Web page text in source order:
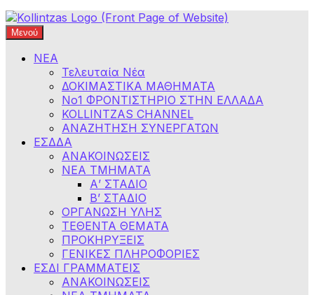
Φροντιστήρια Κολλίντζα – Διαγωνισμοί Δημοσίου
ΕΣΔΔΑ – ΑΣΕΠ – ΑΑΔΕ – ΕΣΔΙ – ΥΠΕΞ
Μενού
ΝΕΑ
Τελευταία Νέα
ΔΟΚΙΜΑΣΤΙΚΑ ΜΑΘΗΜΑΤΑ
Νο1 ΦΡΟΝΤΙΣΤΗΡΙΟ ΣΤΗΝ ΕΛΛΑΔΑ
KOLLINTZAS CHANNEL
ΑΝΑΖΗΤΗΣΗ ΣΥΝΕΡΓΑΤΩΝ
ΕΣΔΔΑ
ΑΝΑΚΟΙΝΩΣΕΙΣ
ΝΕΑ ΤΜΗΜΑΤΑ
Α’ ΣΤΑΔΙΟ
Β’ ΣΤΑΔΙΟ
ΟΡΓΑΝΩΣΗ ΥΛΗΣ
ΤΕΘΕΝΤΑ ΘΕΜΑΤΑ
ΠΡΟΚΗΡΥΞΕΙΣ
ΓΕΝΙΚΕΣ ΠΛΗΡΟΦΟΡΙΕΣ
ΕΣΔΙ ΓΡΑΜΜΑΤΕΙΣ
ΑΝΑΚΟΙΝΩΣΕΙΣ